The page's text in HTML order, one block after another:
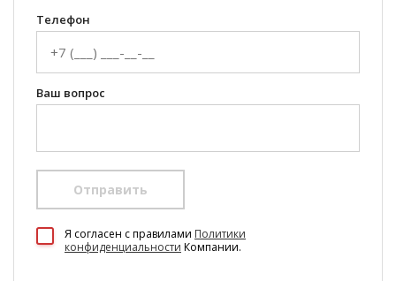
Телефон
Ваш вопрос
Отправить
Я согласен c правилами Политики
конфиденциальности Компании.